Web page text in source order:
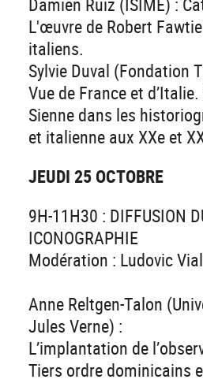
Damien Ruiz (ISIME) :
L'œuvre de Robert
italiens.
Sylvie Duval (Fondation
Vue de France et
Sienne dans les
et italienne aux XXe et
JEUDI 25 OCTOBRE
9H-11H30 : DIFFUSION
ICONOGRAPHIE
Modération : Ludovic
Anne Reltgen-Talon
Jules Verne) :
L’implantation de
Tiers ordre dominicains